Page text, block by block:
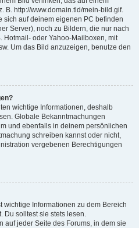
B. http://www.domain.tld/mein-bild.gif.
sich auf deinem eigenen PC befinden
Server), noch zu Bildern, die nur nach
Hotmail- oder Yahoo-Mailboxen, mit
Um das Bild anzuzeigen, benutze den
wichtige Informationen, deshalb
Globale Bekanntmachungen
und ebenfalls in deinem persönlichen
schreiben kannst oder nicht,
vergebenen Berechtigungen
wichtige Informationen zu dem Bereich
Du solltest sie stets lesen.
auf jeder Seite des Forums, in dem sie